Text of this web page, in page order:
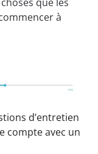
à
d’entretien
compte avec un